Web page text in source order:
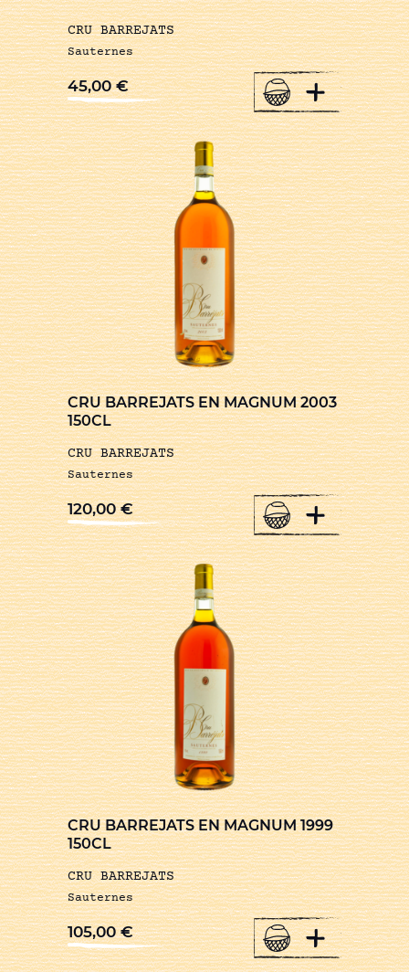
CRU BARREJATS
Sauternes
45,00€ +
CRU BARREJATS EN MAGNUM 2003
150CL
CRU BARREJATS
Sauternes
120,00€ +
CRU BARREJATS EN MAGNUM 1999
150CL
CRU BARREJATS
Sauternes
105,00€ +